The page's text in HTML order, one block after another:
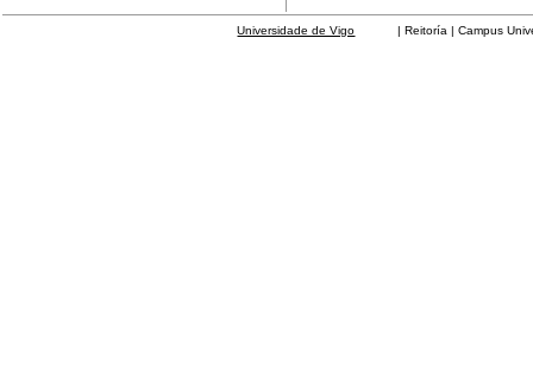
Universidade de Vigo | Reitoría | Campus